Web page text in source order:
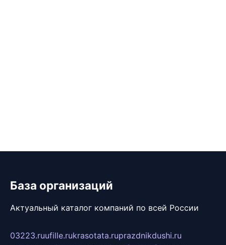
База организаций
Актуальный каталог компаний по всей России
03223.ruufille.rukrasotata.ruprazdnikdushi.ru